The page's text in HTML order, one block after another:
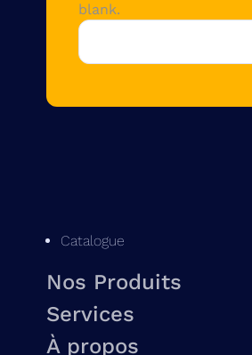
Catalogue
Nos Produits
Services
À propos
blank.